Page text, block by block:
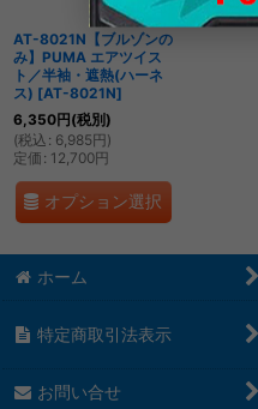
AT-8021N【ブルゾンの
み】PUMA エアツイス
ト／半袖・遮熱(ハーネ
ス) [AT-8021N]
6,350円(税別)
(税込 : 6,985円)
定価 : 12,700円
オプション選択
ホーム
特定商取引法表示
お問い合せ